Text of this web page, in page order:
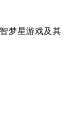
梦星游戏及其